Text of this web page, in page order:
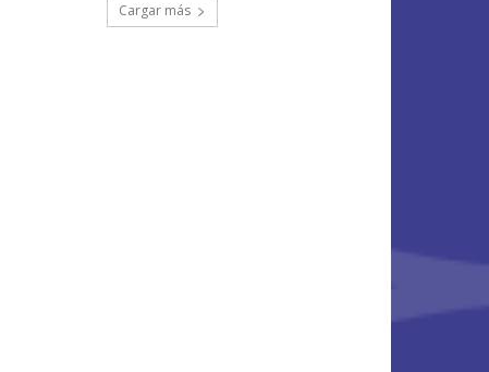
Cargar más